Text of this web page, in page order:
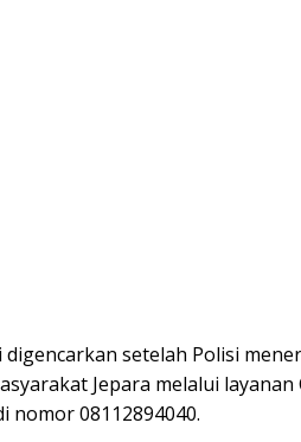
digencarkan setelah Polisi
Jepara melalui
nomor 08112894040.